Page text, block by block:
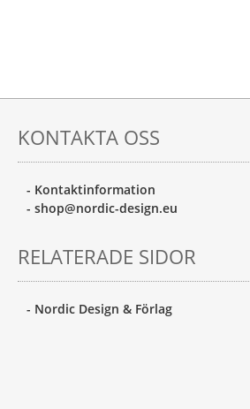
KONTAKTA OSS
- Kontaktinformation
- shop@nordic-design.eu
RELATERADE SIDOR
- Nordic Design & Förlag